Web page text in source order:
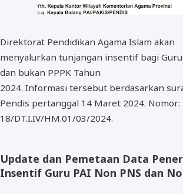
Direktorat Pendidikan Agama Islam akan
menyalurkan tunjangan insentif bagi Guru
dan bukan PPPK Tahun
2024. Informasi tersebut berdasarkan
Pendis pertanggal 14 Maret 2024. Nomor:
18/DT.I.IV/HM.01/03/2024.
Update dan Pemetaan Data
Insentif Guru PAI Non PNS dan